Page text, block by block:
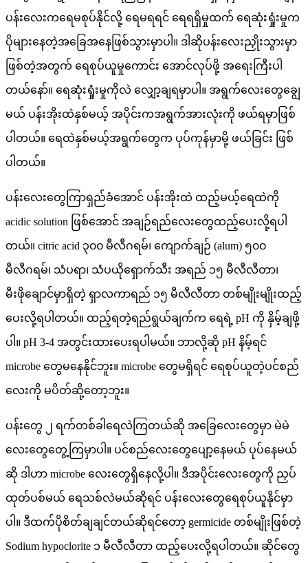
ပန်းလေးကရေမစုပ်နိုင်လို့ ရေမရရင် ရေရရှိမှုထက် ရေဆုံးရှုံးမှုက
ပိုများနေတဲ့အခြေအနေဖြစ်သွားမှာပါ။ ဒါဆိုပန်းလေးညှိုးသွားမှာ
ဖြစ်တဲ့အတွက် ရေစုပ်ယူမှုကောင်း အောင်လုပ်ဖို့ အရေးကြီးပါ
တယ်နော်။ ရေဆုံးရှုံးမှုကိုလဲ လျှော့ချရမှာပါ။ အရွက်လေးတွေချွေ
မယ် ပန်းအိုးထဲနှစ်မယ့် အပိုင်းကအရွက်အားလုံးကို ဖယ်ရမှာဖြစ်
ပါတယ်။ ရေထဲနှစ်မယ့်အရွက်တွေက ပုပ်ကုန်မှာမို့ ဖယ်ခြင်း ဖြစ်
ပါတယ်။
ပန်းလေးတွေကြာရှည်ခံအောင် ပန်းအိုးထဲ ထည့်မယ့်ရေထဲကို
acidic solution ဖြစ်အောင် အချဉ်ရည်လေးတွေထည့်ပေးလို့ရပါ
တယ်။ citric acid ၃၀၀ မီလီဂရမ်၊ ကျောက်ချဉ် (alum) ၅၀၀
မီလီဂရမ်၊ သံပရာ၊ သံပယိုရှောက်သီး အရည် ၁၅ မီလီလီတာ၊
မီးဖိုချောင်မှာရှိတဲ့ ရှာလကာရည် ၁၅ မီလီလီတာ တစ်မျိုးမျိုးထည့်
ပေးလို့ရပါတယ်။ ထည့်ရတဲ့ရည်ရွယ်ချက်က ရေရဲ့ pH ကို နှိမ့်ချဖို့
ပါ။ pH 3-4 အတွင်းထားပေးရပါမယ်။ ဘာလို့ဆို pH နိမ့်ရင်
microbe တွေမနေနိုင်ဘူး။ microbe တွေမရှိရင် ရေစုပ်ယူတဲ့ပင်စည်
လေးကို မပိတ်ဆို့တော့ဘူး။
ပန်းတွေ ၂ ရက်တစ်ခါရေလဲကြတယ်ဆို အခြေလေးတွေမှာ မဲမဲ
လေးတွေတွေ့ကြမှာပါ။ ပင်စည်လေးတွေပျော့နေမယ် ပုပ်နေမယ်
ဆို ဒါဟာ microbe လေးတွေရှိနေလို့ပါ။ ဒီအပိုင်းလေးတွေကို ညှပ်
ထုတ်ပစ်မယ် ရေသစ်လဲမယ်ဆိုရင် ပန်းလေးတွေရေစုပ်ယူနိုင်မှာ
ပါ။ ဒီထက်ပိုစိတ်ချချင်တယ်ဆိုရင်တော့ germicide တစ်မျိုးဖြစ်တဲ့
Sodium hypoclorite ၁ မီလီလီတာ ထည့်ပေးလို့ရပါတယ်။ ဆိုင်တွေ